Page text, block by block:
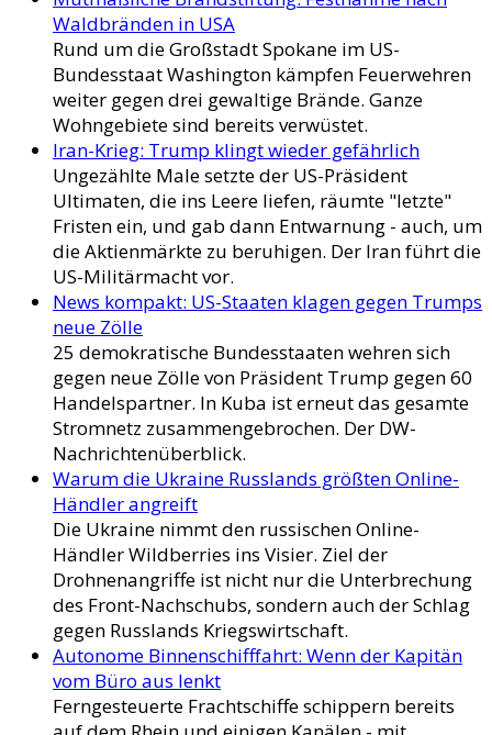
Waldbränden in USA
Rund um die Großstadt Spokane im US-
Bundesstaat Washington kämpfen Feuerwehren
weiter gegen drei gewaltige Brände. Ganze
Wohngebiete sind bereits verwüstet.
Iran-Krieg: Trump klingt wieder gefährlich
Ungezählte Male setzte der US-Präsident
Ultimaten, die ins Leere liefen, räumte "letzte"
Fristen ein, und gab dann Entwarnung - auch, um
die Aktienmärkte zu beruhigen. Der Iran führt die
US-Militärmacht vor.
News kompakt: US-Staaten klagen gegen Trumps
neue Zölle
25 demokratische Bundesstaaten wehren sich
gegen neue Zölle von Präsident Trump gegen 60
Handelspartner. In Kuba ist erneut das gesamte
Stromnetz zusammengebrochen. Der DW-
Nachrichtenüberblick.
Warum die Ukraine Russlands größten Online-
Händler angreift
Die Ukraine nimmt den russischen Online-
Händler Wildberries ins Visier. Ziel der
Drohnenangriffe ist nicht nur die Unterbrechung
des Front-Nachschubs, sondern auch der Schlag
gegen Russlands Kriegswirtschaft.
Autonome Binnenschifffahrt: Wenn der Kapitän
vom Büro aus lenkt
Ferngesteuerte Frachtschiffe schippern bereits